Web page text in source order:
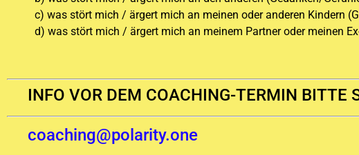
c) was stört mich / ärgert mich an meinen oder anderen Kindern
d) was stört mich / ärgert mich an meinem Partner oder meinen
INFO VOR DEM COACHING-TERMIN BITTE
coaching@polarity.one